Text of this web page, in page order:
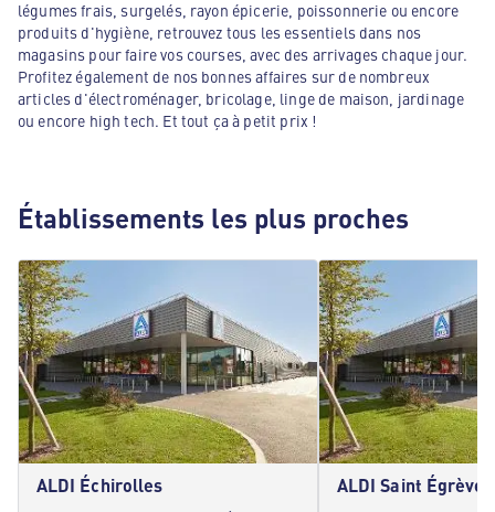
légumes frais, surgelés, rayon épicerie, poissonnerie ou encore
produits d'hygiène, retrouvez tous les essentiels dans nos
magasins pour faire vos courses, avec des arrivages chaque jour.
Profitez également de nos bonnes affaires sur de nombreux
articles d'électroménager, bricolage, linge de maison, jardinage
ou encore high tech. Et tout ça à petit prix !
Établissements les plus proches
ALDI Échirolles ALDI Saint Égrève